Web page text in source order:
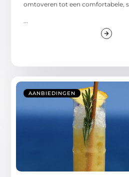
omtoveren tot een comfortabele,
AANBIEDINGEN